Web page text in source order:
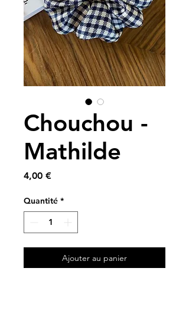
Chouchou -
Mathilde
4,00 €Prix
Quantité *
Ajouter au panier